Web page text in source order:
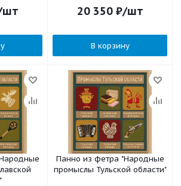
20 350₽/шт
В корзину
Панно из фетра "Народные
промыслы Тульской области"